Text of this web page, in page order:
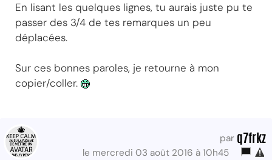
En lisant les quelques lignes, tu aurais juste pu te
passer des 3/4 de tes remarques un peu
déplacées.
Sur ces bonnes paroles, je retourne à mon
copier/coller.
par q7frkz
le mercredi 03 août 2016 à 10h45